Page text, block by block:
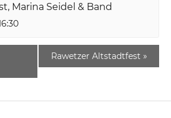
Marina Seidel & Band
Rawetzer Altstadtfest »